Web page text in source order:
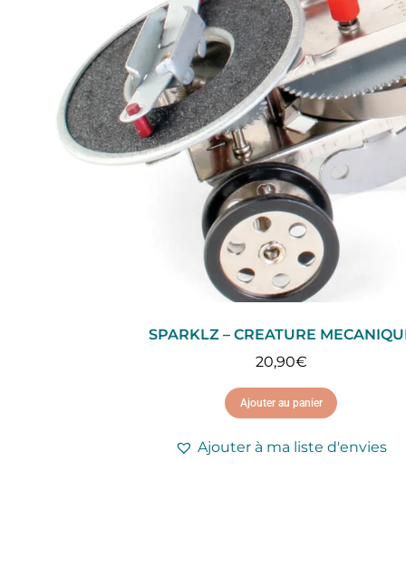
SPARKLZ – CREATURE
20,90€
Ajouter au panier
Ajouter à ma liste d'envies